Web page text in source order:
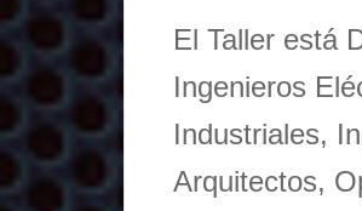
El Taller está
Ingenieros
Industriales,
Arquitectos,